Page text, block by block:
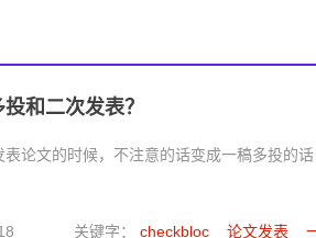
和二次发表？
论文的时候，不注意的话变成一稿多投的
关键字： checkbloc 论文发表